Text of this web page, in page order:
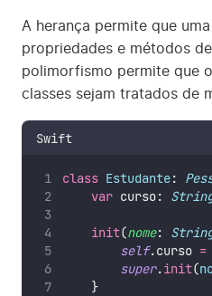
A herança permite que
propriedades e métodos
polimorfismo permite que
classes sejam tratados de
Swift
class Estudante:
var curso:
init(nome:
self.curso =
super.init(
    }